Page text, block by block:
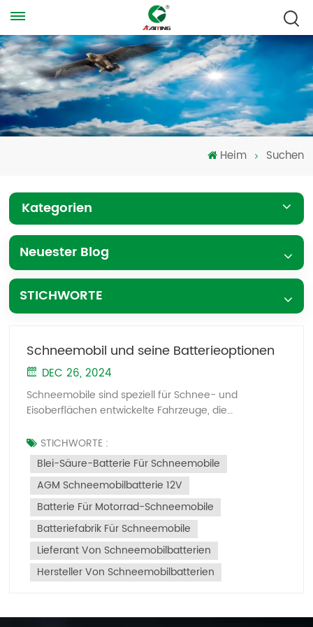
Heim Suchen
Kategorien
Neuester Blog
STICHWORTE
Schneemobil und seine Batterieoptionen
DEC 26, 2024
Schneemobile sind speziell für Schnee- und
Eisoberflächen entwickelte Fahrzeuge, die
sind, um gute Traktion und Stabilität zu gewährleisten.
Da Schneemobile in Umgebungen mit extrem
niedrigen Temperaturen eingesetzt werden, stellen
sie besondere Anforderungen an die Batterieleistung,
insbesondere im Hinblick auf die
Kaltstartleistung. Warum Blei-Säure-Batterien
Werden Lithiumbatterien vorgezogenEs gibt mehrere
Gründe, warum Blei-Säure-Batterien für
Schneemobile gegenüber Lithium-Batterien
bevorzugt werden: Sicherheit: Blei-Säure-Batterien
STICHWORTE :
Blei-Säure-Batterie Für Schneemobile
AGM Schneemobilbatterie 12V
Batterie Für Motorrad-Schneemobile
Batteriefabrik Für Schneemobile
Lieferant Von Schneemobilbatterien
Hersteller Von Schneemobilbatterien